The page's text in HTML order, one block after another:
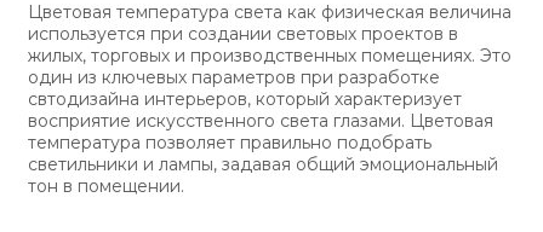
Цветовая температура света как физическая величина
используется при создании световых проектов в
жилых, торговых и производственных помещениях. Это
один из ключевых параметров при разработке
свтодизайна интерьеров, который характеризует
восприятие искусственного света глазами. Цветовая
температура позволяет правильно подобрать
светильники и лампы, задавая общий эмоциональный
тон в помещении.